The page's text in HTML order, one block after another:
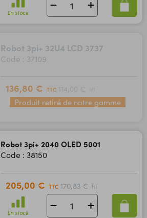
En stock
Robot 3pi+ 32U4 LCD 3737
Code : 37109
136,80 € TTC 114,00 € HT
Produit retiré de notre gamme
Robot 3pi+ 2040 OLED 5001
Code : 38150
205,00 € TTC 170,83 € HT
En stock